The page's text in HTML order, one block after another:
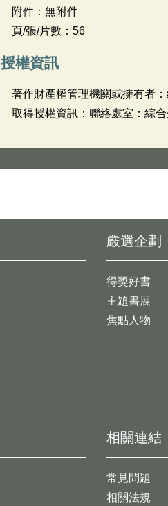
附件：無附件
頁/張/片數：56
授權資訊
著作財產權管理機關或擁有者
取得授權資訊：聯絡處室：綜
嚴選企劃
得獎好書
主題書展
焦點人物
相關連結
常見問題
相關法規